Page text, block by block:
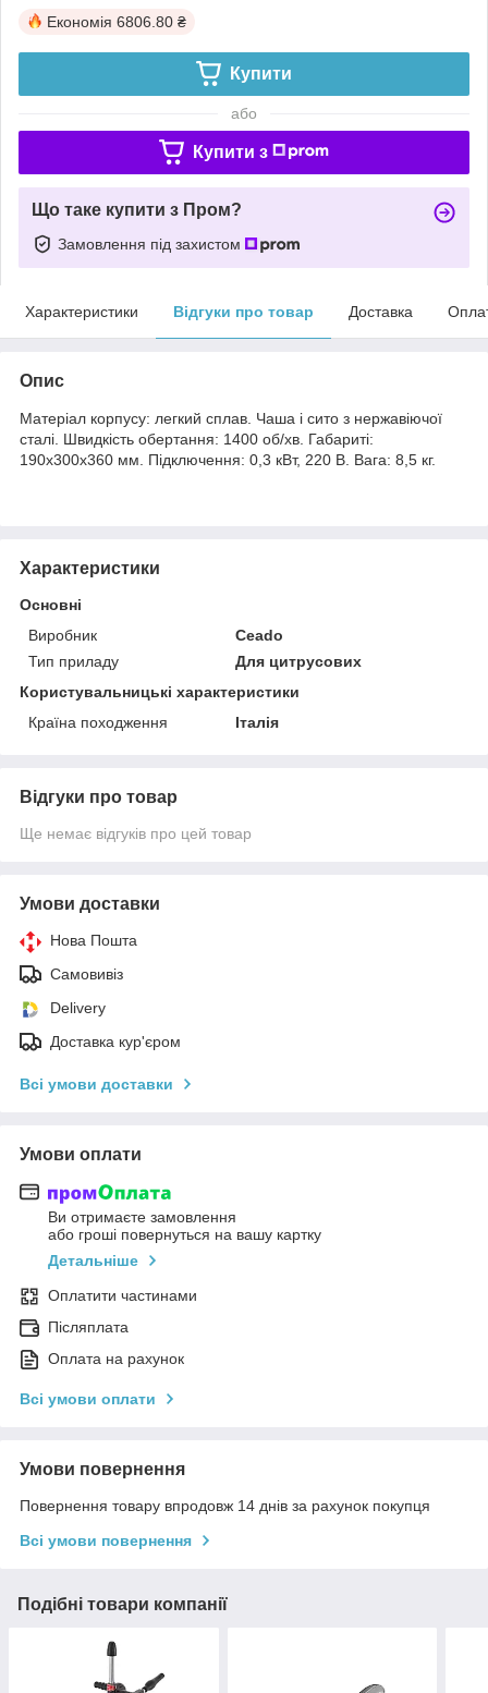
Економія 6806.80 ₴
Купити
або
Купити з
Що таке купити з Пром?
Замовлення під захистом
Характеристики Відгуки про товар Доставка
Опис
Матеріал корпусу: легкий сплав. Чаша і сито з нержавіючої
сталі. Швидкість обертання: 1400 об/хв. Габариті:
190х300х360 мм. Підключення: 0,3 кВт, 220 В. Вага: 8,5 кг.
Характеристики
Основні
Виробник
Ceado
Тип приладу
Для цитрусових
Користувальницькі характеристики
Країна походження
Італія
Відгуки про товар
Ще немає відгуків про цей товар
Умови доставки
Нова Пошта
Самовивіз
Delivery
Доставка кур'єром
Всі умови доставки
Умови оплати
Ви отримаєте замовлення
або гроші повернуться на вашу картку
Детальніше
Оплатити частинами
Післяплата
Оплата на рахунок
Всі умови оплати
Умови повернення
Повернення товару впродовж 14 днів за рахунок покупця
Всі умови повернення
Подібні товари компанії